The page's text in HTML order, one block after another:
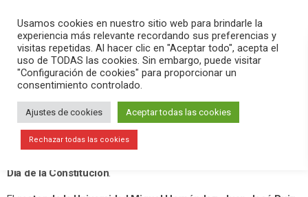
search menu pause PLAY
diciembre 6, 2020
Elche celebra el 42 aniversario de la
Constitución Española
El Gran Teatro ha acogido esta mañana el acto institucional
Día de la Constitución
Usamos cookies en nuestro sitio web para brindarle la
experiencia más relevante recordando sus preferencias y
visitas repetidas. Al hacer clic en "Aceptar todo", acepta el
uso de TODAS las cookies. Sin embargo, puede visitar
"Configuración de cookies" para proporcionar un
consentimiento controlado.
Ajustes de cookies Aceptar todas las cookies
Rechazar todas las cookies